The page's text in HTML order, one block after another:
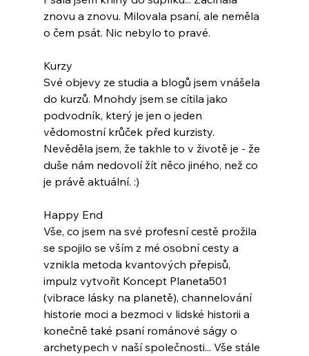
znovu a znovu. Milovala psaní, ale neměla
o čem psát. Nic nebylo to pravé.
Kurzy
Své objevy ze studia a blogů jsem vnášela
do kurzů. Mnohdy jsem se cítila jako
podvodník, který je jen o jeden
vědomostní krůček před kurzisty.
Nevěděla jsem, že takhle to v životě je - že
duše nám nedovolí žít něco jiného, než co
je právě aktuální. :)
Happy End
Vše, co jsem na své profesní cestě prožila
se spojilo se vším z mé osobní cesty a
vznikla metoda kvantových přepisů,
impulz vytvořit Koncept Planeta501
(vibrace lásky na planetě), channelování
historie moci a bezmoci v lidské historii a
konečně také psaní románové ságy o
archetypech v naší společnosti... Vše stále